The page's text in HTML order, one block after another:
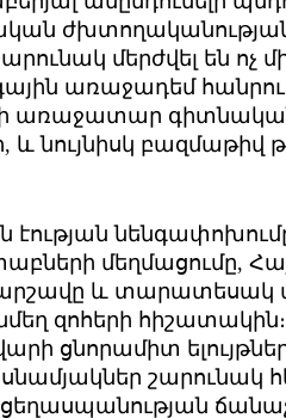
մերժվել են
առաջադեմ
առաջատար
և նույնիսկ
էության
մեղմացումը,
և տարատեսակ
զոհերի
ցնորամիտ
ցեղասպանության